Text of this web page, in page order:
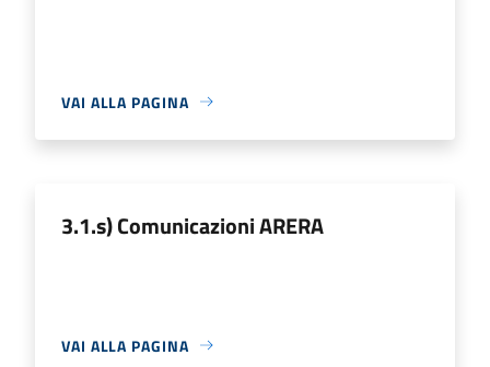
VAI ALLA PAGINA
3.1.s) Comunicazioni ARERA
VAI ALLA PAGINA